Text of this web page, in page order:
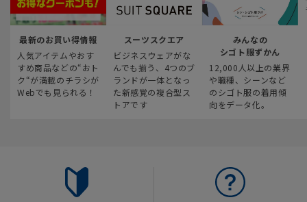
最新のお買い得情報
人気アイテムやおす
すめ商品などの“おト
ク“が満載のチラシが
Webでも見られる！
スーツスクエア
ビジネスウェアがな
んでも揃う、4つのブ
ランドが一体となっ
た新感覚の複合型ス
トアです
みんなの
シゴト服ずかん
12,000人以上の業界
や職種、シーンなど
のシゴト服の着用傾
向をデータ化。